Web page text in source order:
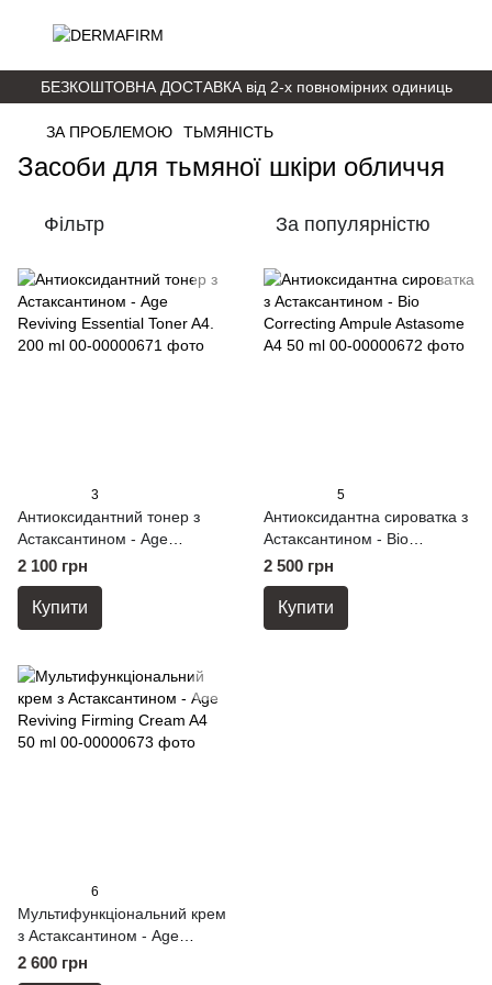
БЕЗКОШТОВНА ДОСТАВКА від 2-х повномірних одиниць
ЗА ПРОБЛЕМОЮ ТЬМЯНІСТЬ
Засоби для тьмяної шкіри обличчя
Фільтр За популярністю
3
Антиоксидантний тонер з
Астаксантином - Age
Reviving Essential Toner A4.
200 ml
2 100 грн
Купити
5
Антиоксидантна сироватка з
Астаксантином - Bio
Correcting Ampule Astasome
A4 50 ml
2 500 грн
Купити
6
Мультифункціональний крем
з Астаксантином - Age
Reviving Firming Cream A4
50 ml
2 600 грн